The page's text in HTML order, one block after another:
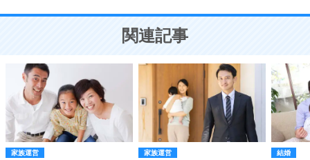
ことが大切。
関連記事
家族運営 家族運営 結婚